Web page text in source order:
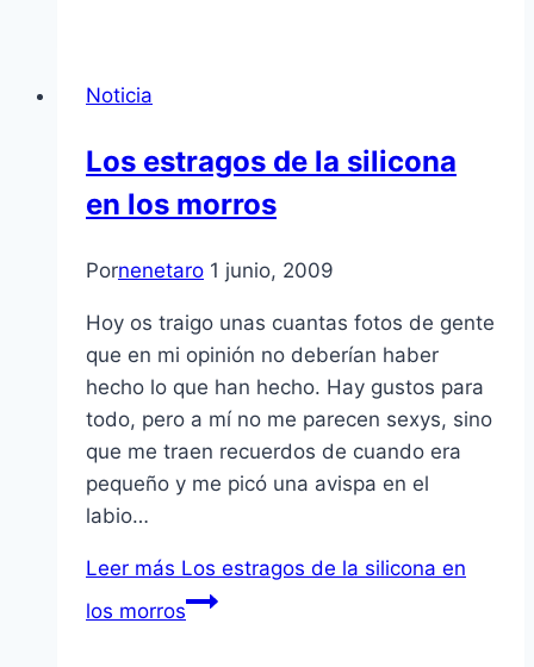
Noticia
Los estragos de la silicona
en los morros
Pornenetaro 1 junio, 2009
Hoy os traigo unas cuantas fotos de gente
que en mi opinión no deberí­an haber
hecho lo que han hecho. Hay gustos para
todo, pero a mí­ no me parecen sexys, sino
que me traen recuerdos de cuando era
pequeño y me picó una avispa en el
labio…
Leer más Los estragos de la silicona en
los morros